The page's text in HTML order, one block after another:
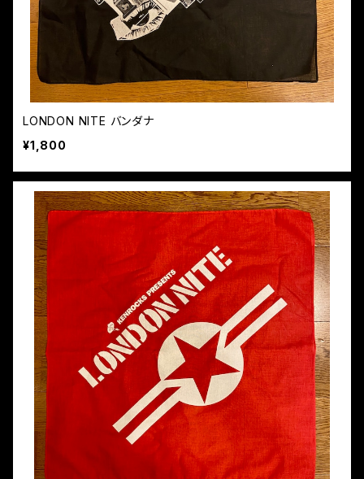
LONDON NITE バンダナ
¥1,800